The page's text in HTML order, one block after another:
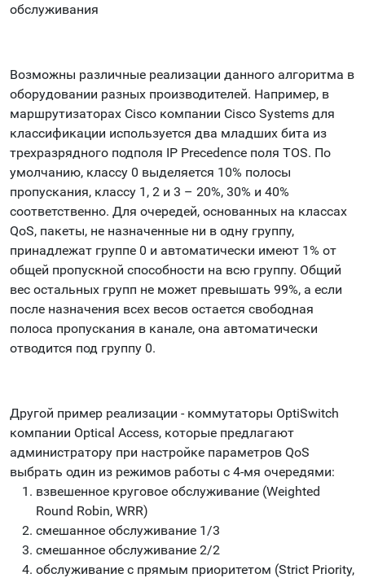
обслуживания
Возможны различные реализации данного алгоритма в
оборудовании разных производителей. Например, в
маршрутизаторах Cisco компании Cisco Systems для
классификации используется два младших бита из
трехразрядного подполя IP Precedence поля TOS. По
умолчанию, классу 0 выделяется 10% полосы
пропускания, классу 1, 2 и 3 – 20%, 30% и 40%
соответственно. Для очередей, основанных на классах
QoS, пакеты, не назначенные ни в одну группу,
принадлежат группе 0 и автоматически имеют 1% от
общей пропускной способности на всю группу. Общий
вес остальных групп не может превышать 99%, а если
после назначения всех весов остается свободная
полоса пропускания в канале, она автоматически
отводится под группу 0.
Другой пример реализации - коммутаторы OptiSwitch
компании Optical Access, которые предлагают
администратору при настройке параметров QoS
выбрать один из режимов работы с 4-мя очередями:
взвешенное круговое обслуживание (Weighted
Round Robin, WRR)
смешанное обслуживание 1/3
смешанное обслуживание 2/2
обслуживание с прямым приоритетом (Strict Priority,